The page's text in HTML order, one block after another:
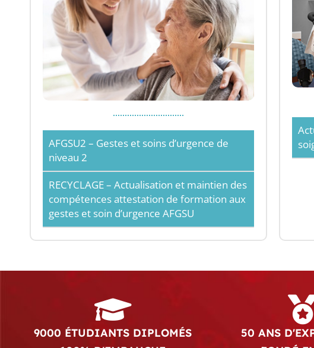
AFGSU2 – Gestes et soins d’urgence de
niveau 2
RECYCLAGE – Actualisation et maintien des
compétences attestation de formation aux
gestes et soin d’urgence AFGSU
9000 ÉTUDIANTS DIPLOMÉS
50 ANS